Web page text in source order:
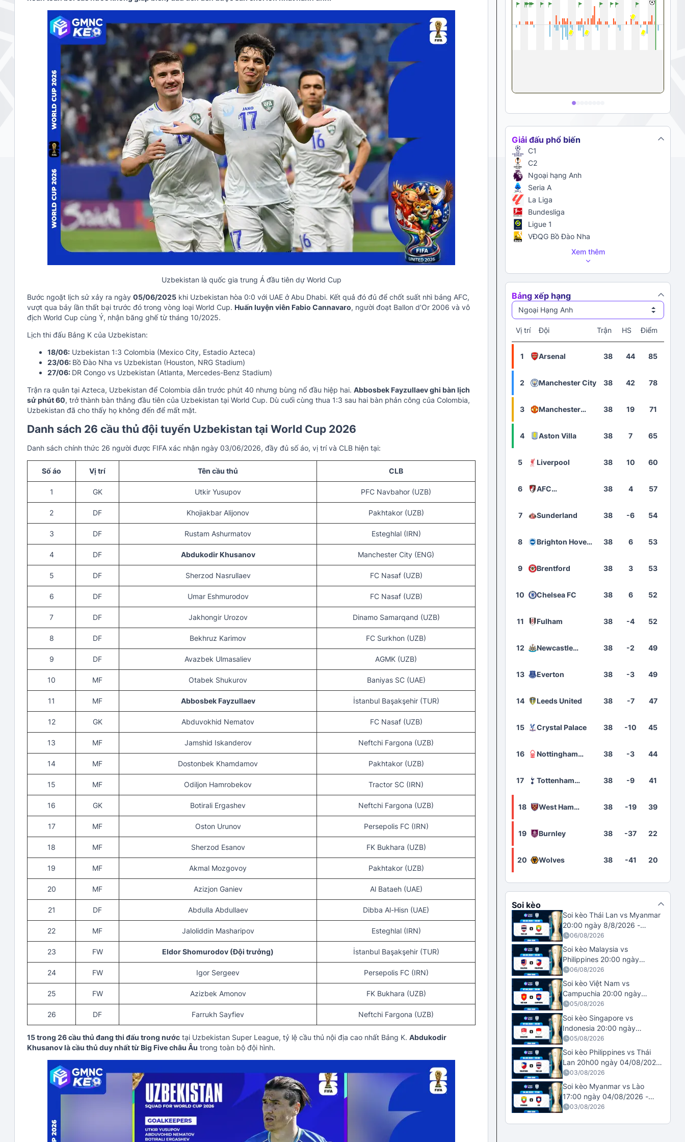
Uzbekistan là quốc gia trung Á đầu tiên dự World Cup
Bước ngoặt lịch sử xảy ra ngày 05/06/2025 khi Uzbekistan hòa 0:0 với UAE ở Abu Dhabi. Kết quả đó đủ để chốt suất nhì bảng AFC,
vượt qua bảy lần thất bại trước đó trong vòng loại World Cup. Huấn luyện viên Fabio Cannavaro, người đoạt Ballon d’Or 2006 và vô
địch World Cup cùng Ý, nhận băng ghế từ tháng 10/2025.
Lịch thi đấu Bảng K của Uzbekistan:
18/06: Uzbekistan 1:3 Colombia (Mexico City, Estadio Azteca)
23/06: Bồ Đào Nha vs Uzbekistan (Houston, NRG Stadium)
27/06: DR Congo vs Uzbekistan (Atlanta, Mercedes-Benz Stadium)
Trận ra quân tại Azteca, Uzbekistan để Colombia dẫn trước phút 40 nhưng bùng nổ đầu hiệp hai. Abbosbek Fayzullaev ghi bàn lịch
sử phút 60, trở thành bàn thắng đầu tiên của Uzbekistan tại World Cup. Dù cuối cùng thua 1:3 sau hai bàn phản công của Colombia,
Uzbekistan đã cho thấy họ không đến để mất mặt.
Danh sách 26 cầu thủ đội tuyển Uzbekistan tại World Cup 2026
Danh sách chính thức 26 người được FIFA xác nhận ngày 03/06/2026, đầy đủ số áo, vị trí và CLB hiện tại:
Số áo Vị trí Tên cầu thủ CLB
1 GK Utkir Yusupov PFC Navbahor (UZB)
2 DF Khojiakbar Alijonov Pakhtakor (UZB)
3 DF Rustam Ashurmatov Esteghlal (IRN)
4 DF Abdukodir Khusanov Manchester City (ENG)
5 DF Sherzod Nasrullaev FC Nasaf (UZB)
6 DF Umar Eshmurodov FC Nasaf (UZB)
7 DF Jakhongir Urozov Dinamo Samarqand (UZB)
8 DF Bekhruz Karimov FC Surkhon (UZB)
9 DF Avazbek Ulmasaliev AGMK (UZB)
10 MF Otabek Shukurov Baniyas SC (UAE)
11 MF Abbosbek Fayzullaev İstanbul Başakşehir (TUR)
12 GK Abduvokhid Nematov FC Nasaf (UZB)
13 MF Jamshid Iskanderov Neftchi Fargona (UZB)
14 MF Dostonbek Khamdamov Pakhtakor (UZB)
15 MF Odiljon Hamrobekov Tractor SC (IRN)
16 GK Botirali Ergashev Neftchi Fargona (UZB)
17 MF Oston Urunov Persepolis FC (IRN)
18 MF Sherzod Esanov FK Bukhara (UZB)
19 MF Akmal Mozgovoy Pakhtakor (UZB)
20 MF Azizjon Ganiev Al Bataeh (UAE)
21 DF Abdulla Abdullaev Dibba Al-Hisn (UAE)
22 MF Jaloliddin Masharipov Esteghlal (IRN)
23 FW Eldor Shomurodov (Đội trưởng) İstanbul Başakşehir (TUR)
24 FW Igor Sergeev Persepolis FC (IRN)
25 FW Azizbek Amonov FK Bukhara (UZB)
26 DF Farrukh Sayfiev Neftchi Fargona (UZB)
15 trong 26 cầu thủ đang thi đấu trong nước tại Uzbekistan Super League, tỷ lệ cầu thủ nội địa cao nhất Bảng K. Abdukodir
Khusanov là cầu thủ duy nhất từ Big Five châu Âu trong toàn bộ đội hình.
Giải đấu phổ biến
C1
C2
Ngoại hạng Anh
Seria A
La Liga
Bundesliga
Ligue 1
VĐQG Bồ Đào Nha
Xem thêm
Bảng xếp hạng
Ngoại Hạng Anh
Vị trí Đội Trận HS Điểm
1 Arsenal 38 44 85
2 Manchester City 38 42 78
3
Manchester
38 19 71
4 Aston Villa 38 7 65
5 Liverpool 38 10 60
6
AFC
38 4 57
7 Sunderland 38 -6 54
8
Brighton Hove
38 6 53
9 Brentford 38 3 53
10 Chelsea FC 38 6 52
11 Fulham 38 -4 52
12
Newcastle
38 -2 49
13 Everton 38 -3 49
14 Leeds United 38 -7 47
15 Crystal Palace 38 -10 45
16
Nottingham
38 -3 44
17
Tottenham
38 -9 41
18
West Ham
38 -19 39
19 Burnley 38 -37 22
20 Wolves 38 -41 20
Soi kèo
Soi kèo Thái Lan vs Myanmar
20:00 ngày 8/8/2026 -
ASEAN Cup
06/08/2026
Soi kèo Malaysia vs
Philippines 20:00 ngày
08/08/2026 - ASEAN Cup
06/08/2026
Soi kèo Việt Nam vs
Campuchia 20:00 ngày
07/08/2026 - ASEAN Cup
05/08/2026
Soi kèo Singapore vs
Indonesia 20:00 ngày
07/08/2026 - ASEAN Cup
05/08/2026
Soi kèo Philippines vs Thái
Lan 20h00 ngày 04/08/2026
- ASEAN Cup
03/08/2026
Soi kèo Myanmar vs Lào
17:00 ngày 04/08/2026 -
ASEAN Cup
03/08/2026